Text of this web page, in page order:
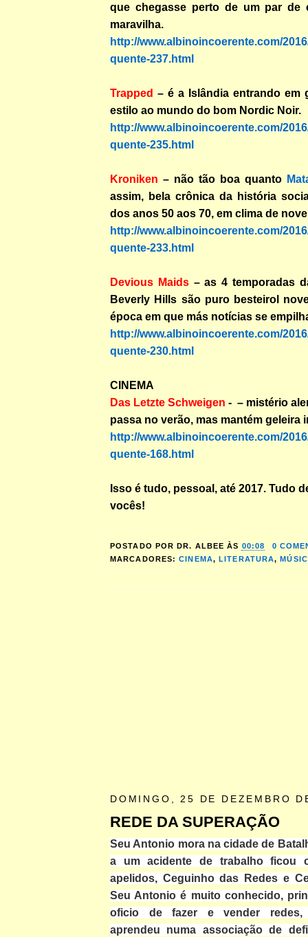
que chegasse perto de um par de
maravilha.
http://www.albinoincoerente.com/
quente-237.html
Trapped – é a Islândia entrando em
estilo ao mundo do bom Nordic Noir.
http://www.albinoincoerente.com/
quente-235.html
Kroniken – não tão boa quanto
assim, bela crônica da história
dos anos 50 aos 70, em clima de
http://www.albinoincoerente.com/
quente-233.html
Devious Maids– as 4 temporadas
Beverly Hills são puro besteirol
época em que más notícias se
http://www.albinoincoerente.com/
quente-230.html
CINEMA
Das Letzte Schweigen - – mistério
passa no verão, mas mantém geleira
http://www.albinoincoerente.com/
quente-168.html
Isso é tudo, pessoal, até 2017. Tudo
vocês!
POSTADO POR DR. ALBEE ÀS 00:08
0
MARCADORES:CINEMA,LITERATURA,
DOMINGO, 25 DE DEZEMBRO
REDE DA SUPERAÇÃO
Seu Antonio mora na cidade de
a um acidente de trabalho ficou
apelidos, Ceguinho das Redes e
Seu Antonio é muito conhecido,
oficio de fazer e vender redes,
aprendeu numa associação de